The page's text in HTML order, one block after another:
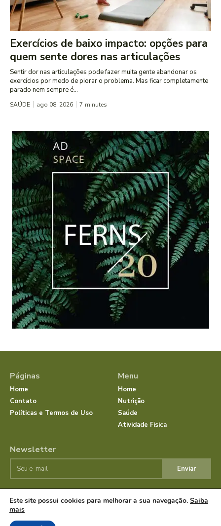
Exercícios de baixo impacto: opções para
quem sente dores nas articulações
Sentir dor nas articulações pode fazer muita gente abandonar os
exercícios por medo de piorar o problema. Mas ficar completamente
parado nem sempre é...
SAÚDE ago 08, 2026 7 minutes
Páginas
Home
Contato
Políticas e Termos de Uso
Menu
Home
Nutrição
Saúde
Atividade Fisica
Newsletter
Enviar
© JornalSaudeBemEstar.Com.Br 2025 Todos os direitos
reservados.
Este site possui cookies para melhorar a sua navegação. Saiba
mais